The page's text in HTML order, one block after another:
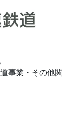
事業・その他関